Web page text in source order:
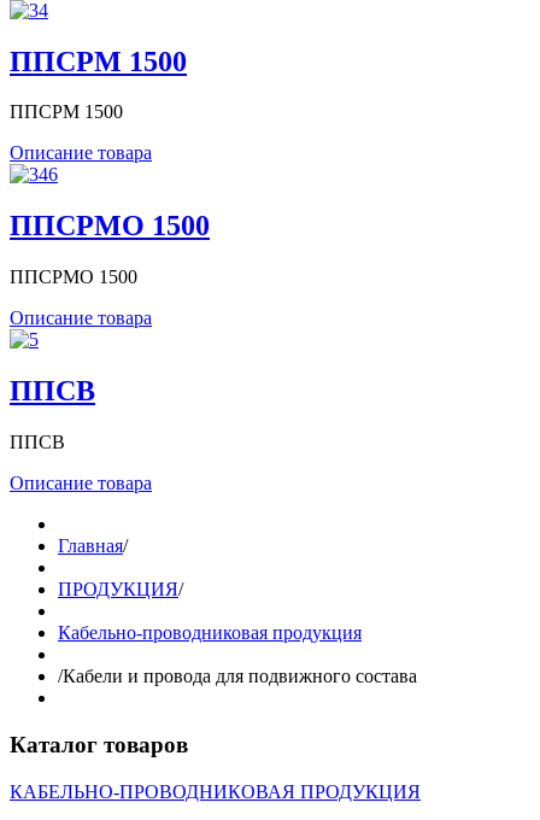
ППСРМ 1500
ППСРМ 1500
Описание товара
ППСРМО 1500
ППСРМО 1500
Описание товара
ППСВ
ППСВ
Описание товара
Главная/
ПРОДУКЦИЯ/
Кабельно-проводниковая продукция
/Кабели и провода для подвижного состава
Каталог товаров
КАБЕЛЬНО-ПРОВОДНИКОВАЯ ПРОДУКЦИЯ